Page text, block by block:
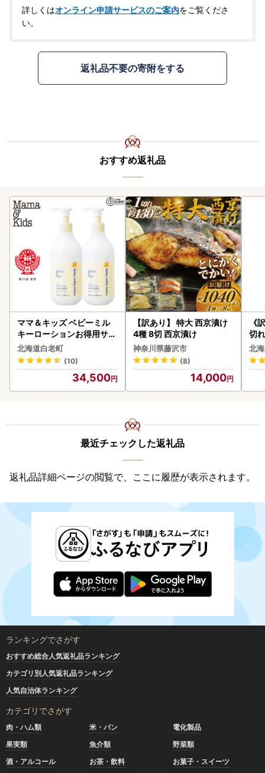
詳しくはオンライン申請サービスのご案内をご覧くださ
い。
返礼品不要の寄附をする
おすすめ返礼品
ママ＆キッズ ベビーミル
キーローションお得用サイ
ズ 380ml 2本セット CH21
0
北海道白老町
(10)
34,500
【訳あり】 特大 西京漬け
4種 8切 西京漬け
神奈川県藤沢市
(8)
14,000
《
切
0g
北
最近チェックした返礼品
返礼品詳細ページの閲覧で、ここに履歴が表示されます。
ランキングでさがす
おすすめ総合人気返礼品ランキング
カテゴリ別人気返礼品ランキング
人気自治体ランキング
カテゴリでさがす
肉・ハム類 米・パン
電化製品
果実類
魚介類
野菜類
酒・アルコール
お茶・飲料
お菓子・スイーツ